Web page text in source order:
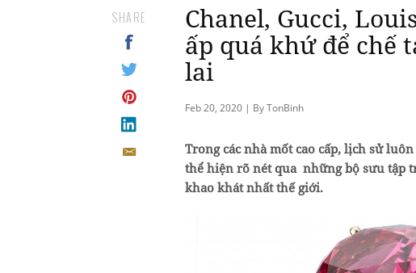
Chanel, Gucci,
ấp quá khứ để chế
lai
Feb 20, 2020 | By TonBinh
SHARE
Trong các nhà mốt cao cấp, lịch sử
thể hiện rõ nét qua những bộ sưu tập
khao khát nhất thế giới.